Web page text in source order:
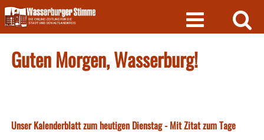
Skip
to
content
Guten Morgen, Wasserburg!
Unser Kalenderblatt zum heutigen Dienstag - Mit Zitat zum Tage